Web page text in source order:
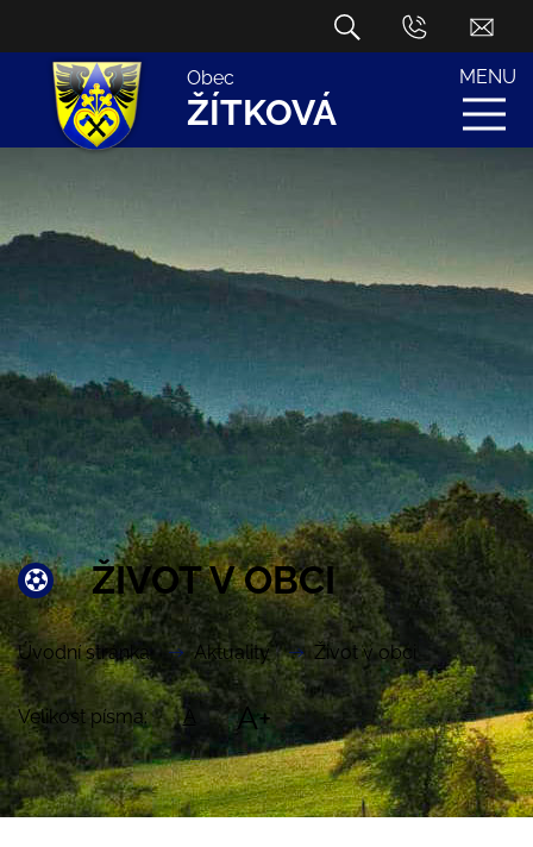
Obec
ŽÍTKOVÁ
MENU
ŽIVOT V OBCI
Úvodní stránka Aktuality Život v obci
Velikost písma: A A+